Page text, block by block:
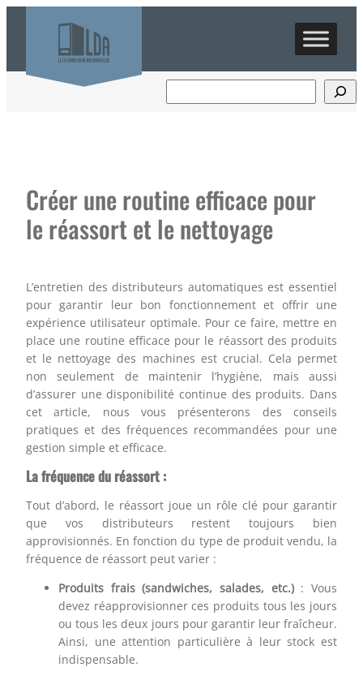
Créer une routine efficace pour
le réassort et le nettoyage
L’entretien des distributeurs automatiques est essentiel
pour garantir leur bon fonctionnement et offrir une
expérience utilisateur optimale. Pour ce faire, mettre en
place une routine efficace pour le réassort des produits
et le nettoyage des machines est crucial. Cela permet
non seulement de maintenir l’hygiène, mais aussi
d’assurer une disponibilité continue des produits. Dans
cet article, nous vous présenterons des conseils
pratiques et des fréquences recommandées pour une
gestion simple et efficace.
La fréquence du réassort :
Tout d’abord, le réassort joue un rôle clé pour garantir
que vos distributeurs restent toujours bien
approvisionnés. En fonction du type de produit vendu, la
fréquence de réassort peut varier :
Produits frais (sandwiches, salades, etc.): Vous
devez réapprovisionner ces produits tous les jours
ou tous les deux jours pour garantir leur fraîcheur.
Ainsi, une attention particulière à leur stock est
indispensable.